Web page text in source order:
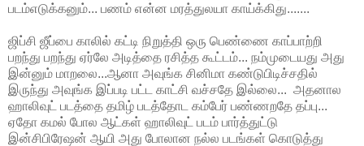
படம்எடுக்கனும்... பணம் என்ன மரத்துலயா காய்க்கிது.......
ஜிப்சி ஜீப்பை காலில் கட்டி நிறுத்தி ஒரு பெண்ணை காப்பாற்றி
பறந்து பறந்து ஏர்லே அடித்தை ரசித்த கூட்டம்... நம்முடையது அது
இன்னும் மாறலை...ஆனா அவுங்க சினிமா கண்டுபிடிச்சதில்
இருந்து அவுங்க இப்படி பட்ட காட்சி வச்சதே இல்லை... அதனால
ஹாலிவுட் படத்தை தமிழ் படத்தோட கம்பேர் பண்ணறதே தப்பு...
ஏதோ கமல் போல ஆட்கள் ஹாலிவுட் படம் பார்த்துட்டு
இன்சிபிரேஷன் ஆயி அது போலான நல்ல படங்கள் கொடுத்து